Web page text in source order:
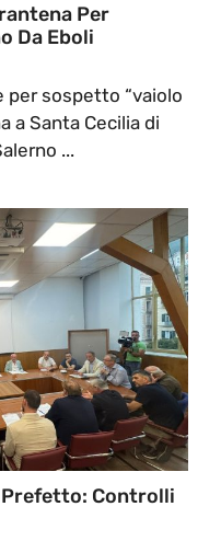
Per
Da Eboli
sospetto “vaiolo
a Santa Cecilia di
...
Prefetto: Controlli